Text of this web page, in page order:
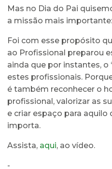
Mas no Dia do Pai
a missão mais
Foi com esse propósito
ao Profissional preparou
ainda que por instantes, o
estes profissionais.
é também reconhecer o
profissional, valorizar as
e criar espaço para
importa.
Assista, aqui, ao vídeo.
-